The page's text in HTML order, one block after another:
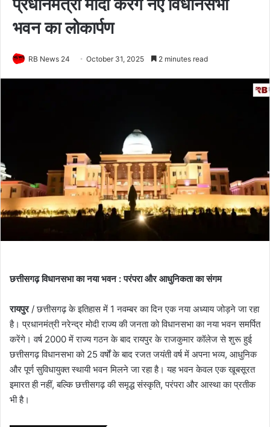
प्रधानमंत्री मोदी करेंगे नए विधानसभा
भवन का लोकार्पण
RB News 24 October 31, 2025 2 minutes read
छत्तीसगढ़ विधानसभा का नया भवन : परंपरा और आधुनिकता का संगम
रायपुर/ छत्तीसगढ़ के इतिहास में 1 नवम्बर का दिन एक नया अध्याय जोड़ने जा रहा
है। प्रधानमंत्री नरेन्द्र मोदी राज्य की जनता को विधानसभा का नया भवन समर्पित
करेंगे। वर्ष 2000 में राज्य गठन के बाद रायपुर के राजकुमार कॉलेज से शुरू हुई
छत्तीसगढ़ विधानसभा को 25 वर्षों के बाद रजत जयंती वर्ष में अपना भव्य, आधुनिक
और पूर्ण सुविधायुक्त स्थायी भवन मिलने जा रहा है। यह भवन केवल एक खूबसूरत
इमारत ही नहीं, बल्कि छत्तीसगढ़ की समृद्ध संस्कृति, परंपरा और आस्था का प्रतीक
भी है।